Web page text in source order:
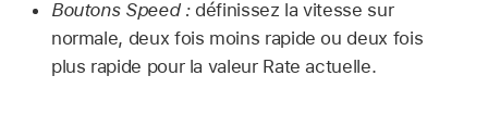
Boutons Speed :définissez la vitesse sur
normale, deux fois moins rapide ou deux fois
plus rapide pour la valeur Rate actuelle.